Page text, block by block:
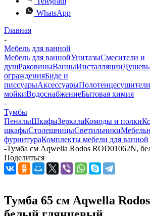
WhatsApp
Главная
-
Мебель для ванной
Мебель для ваннойУнитазыСмесители и
душРаковиныВанныИнсталляции
огражденияБиде и
писсуарыАксессуарыПолотенцесушители
мойкиВодоснабжениеБытовая химия
-
Тумбы
ПеналыШкафыЗеркалаКомоды и полки
шкафыСтолешницыСветильники
фурнитураКомплекты мебели для ванной
-Тумба см Aqwella Rodos ROD01062N,
Поделиться
Тумба 65 см Aqwella